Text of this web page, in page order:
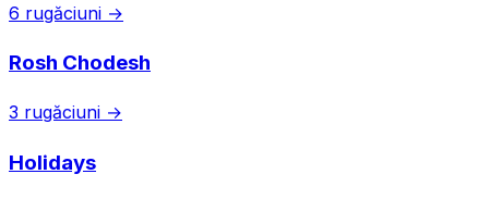
6 rugăciuni →
Rosh Chodesh
3 rugăciuni →
Holidays